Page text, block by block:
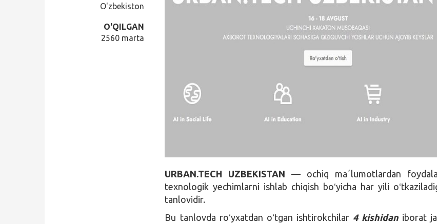
O'zbekiston
O'QILGAN
2560 marta
URBAN.TECH UZBEKISTAN — ochiq maʼlumotlardan
texnologik yechimlarni ishlab chiqish boʻyicha har yili
tanlovidir.
Bu tanlovda roʻyxatdan oʻtgan ishtirokchilar 4 kishidan iborat